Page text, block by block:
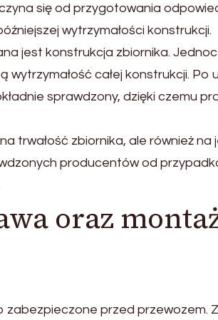
się od przygotowania
wytrzymałości konstrukcji.
jest konstrukcja zbiornika.
całej konstrukcji. Po
sprawdzony, dzięki czemu
trwałość zbiornika, ale również na
producentów od
oraz
przed przewozem.